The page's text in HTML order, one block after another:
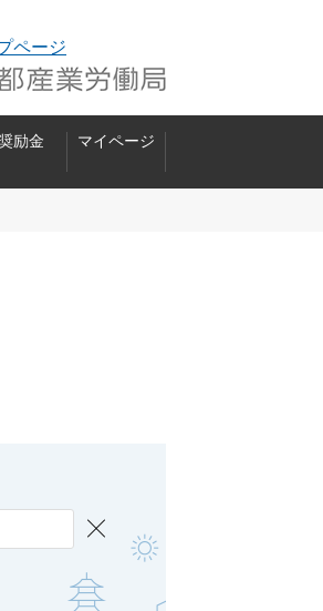
ページ
励金 マイページ